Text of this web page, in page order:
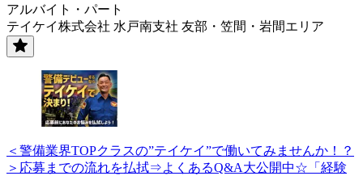
アルバイト・パート
テイケイ株式会社 水戸南支社 友部・笠間・岩間エリア
＜警備業界TOPクラスの”テイケイ”で働いてみませんか！？
＞応募までの流れを払拭⇒よくあるQ&A大公開中☆「経験